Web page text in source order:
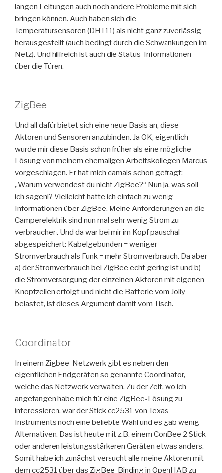
langen Leitungen auch noch andere Probleme mit sich
bringen können. Auch haben sich die
Temperatursensoren (DHT11) als nicht ganz zuverlässig
herausgestellt (auch bedingt durch die Schwankungen im
Netz). Und hilfreich ist auch die Status-Informationen
über die Türen.
ZigBee
Und all dafür bietet sich eine neue Basis an, diese
Aktoren und Sensoren anzubinden. Ja OK, eigentlich
wurde mir diese Basis schon früher als eine mögliche
Lösung von meinem ehemaligen Arbeitskollegen Marcus
vorgeschlagen. Er hat mich damals schon gefragt:
„Warum verwendest du nicht ZigBee?“ Nun ja, was soll
ich sagen!? Vielleicht hatte ich einfach zu wenig
Informationen über ZigBee. Meine Anforderungen an die
Camperelektrik sind nun mal sehr wenig Strom zu
verbrauchen. Und da war bei mir im Kopf pauschal
abgespeichert: Kabelgebunden = weniger
Stromverbrauch als Funk = mehr Stromverbrauch. Da aber
a) der Stromverbrauch bei ZigBee echt gering ist und b)
die Stromversorgung der einzelnen Aktoren mit eigenen
Knopfzellen erfolgt und nicht die Batterie vom Jolly
belastet, ist dieses Argument damit vom Tisch.
Coordinator
In einem Zigbee-Netzwerk gibt es neben den
eigentlichen Endgeräten so genannte Coordinator,
welche das Netzwerk verwalten. Zu der Zeit, wo ich
angefangen habe mich für eine ZigBee-Lösung zu
interessieren, war der Stick cc2531 von Texas
Instruments noch eine beliebte Wahl und es gab wenig
Alternativen. Das ist heute mit z.B. einem ConBee 2 Stick
oder anderen leistungsstärkeren Geräten etwas anders.
Somit habe ich zunächst versucht alle meine Aktoren mit
dem cc2531 über das ZigBee-Bindingin OpenHAB zu